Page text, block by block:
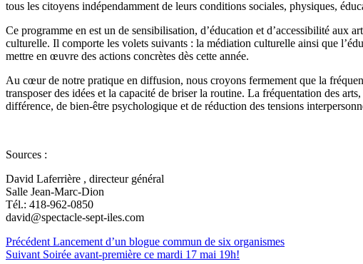
tous les citoyens indépendamment de leurs conditions sociales, physiques,
Ce programme en est un de sensibilisation, d’éducation et d’accessibilité aux
culturelle. Il comporte les volets suivants : la médiation culturelle ainsi que
mettre en œuvre des actions concrètes dès cette année.
Au cœur de notre pratique en diffusion, nous croyons fermement que la
transposer des idées et la capacité de briser la routine. La fréquentation des
différence, de bien-être psychologique et de réduction des tensions
Sources :
David Laferrière , directeur général
Salle Jean-Marc-Dion
Tél.: 418-962-0850
david@spectacle-sept-iles.com
Précédent Lancement d’un blogue commun de six organismes
Suivant Soirée avant-première ce mardi 17 mai 19h!